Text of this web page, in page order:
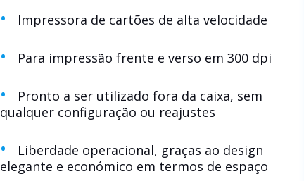
Impressora de cartões de alta velocidade
Para impressão frente e verso em 300 dpi
Pronto a ser utilizado fora da caixa, sem
qualquer configuração ou reajustes
Liberdade operacional, graças ao design
elegante e económico em termos de espaço